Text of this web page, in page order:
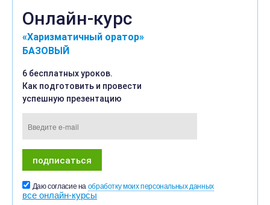
Онлайн-курс
«Харизматичный оратор»
БАЗОВЫЙ
6 бесплатных уроков.
Как подготовить и провести
успешную презентацию
Даю согласие на обработку моих персональных данных
все онлайн-курсы